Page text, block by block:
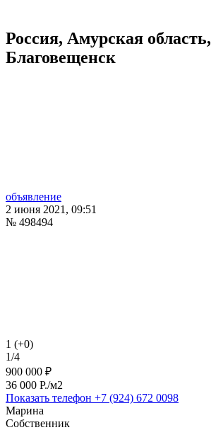
Россия, Амурская область,
Благовещенск
объявление
2 июня 2021, 09:51
№ 498494
1 (+0)
1/4
900 000 ₽
36 000 P./м2
Показать телефон +7 (924) 672 0098
Марина
Собственник